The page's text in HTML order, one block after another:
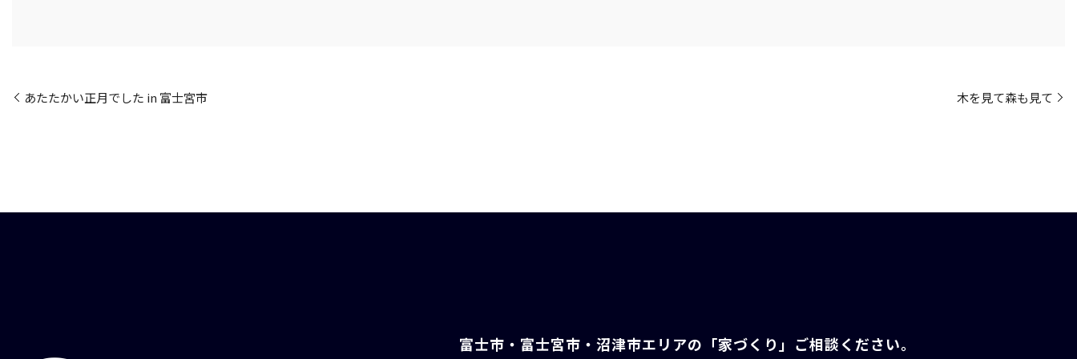
あたたかい正月でした in 富士宮市 木を見て森も見て
富士市・富士宮市・沼津市エリアの「家づくり」ご相談ください。